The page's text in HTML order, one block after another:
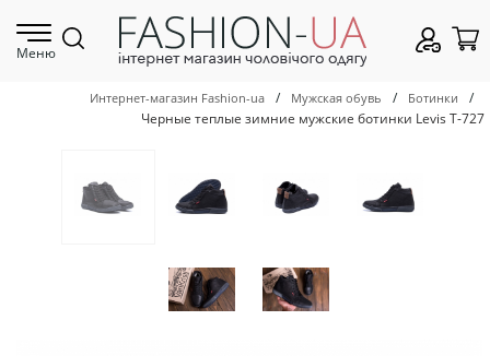
Меню
Интернет-магазин Fashion-ua / Мужская обувь / Ботинки
/
Черные теплые зимние мужские ботинки Levis Т-727